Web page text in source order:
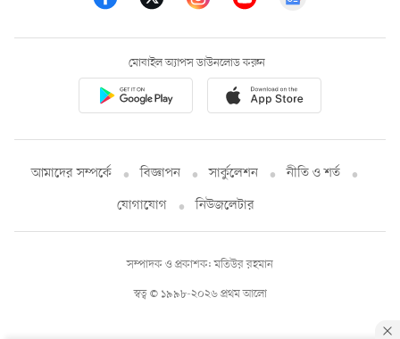
মোবাইল অ্যাপস ডাউনলোড করুন
আমাদের সম্পর্কে বিজ্ঞাপন সার্কুলেশন
নীতি ও শর্ত
যোগাযোগ
নিউজলেটার
স্বত্ব © ১৯৯৮-২০২৬ প্রথম আলো
সম্পাদক ও প্রকাশক: মতিউর রহমান